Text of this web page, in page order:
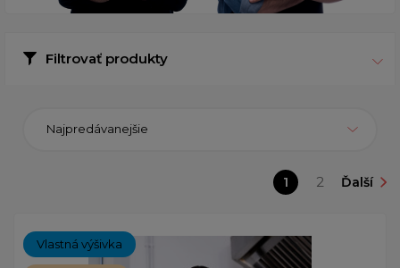
Filtrovať produkty
Najpredávanejšie
1 2 Ďalší
Vlastná výšivka